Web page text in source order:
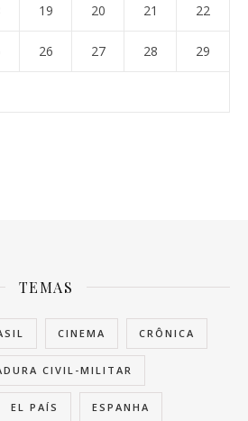
19 20 21 22
26 27 28 29
TEMAS
CINEMA CRÔNICA
CIVIL-MILITAR
EL PAÍS ESPANHA